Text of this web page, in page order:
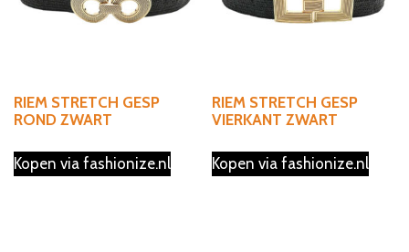
RIEM STRETCH GESP
ROND ZWART
Kopen via fashionize.nl
RIEM STRETCH GESP
VIERKANT ZWART
Kopen via fashionize.nl